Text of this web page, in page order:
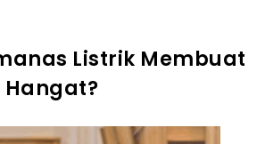
Listrik Membuat